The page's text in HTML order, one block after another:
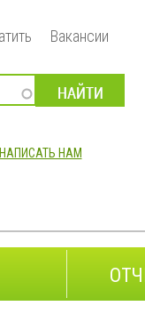
Вакансии
НАПИСАТЬ НАМ